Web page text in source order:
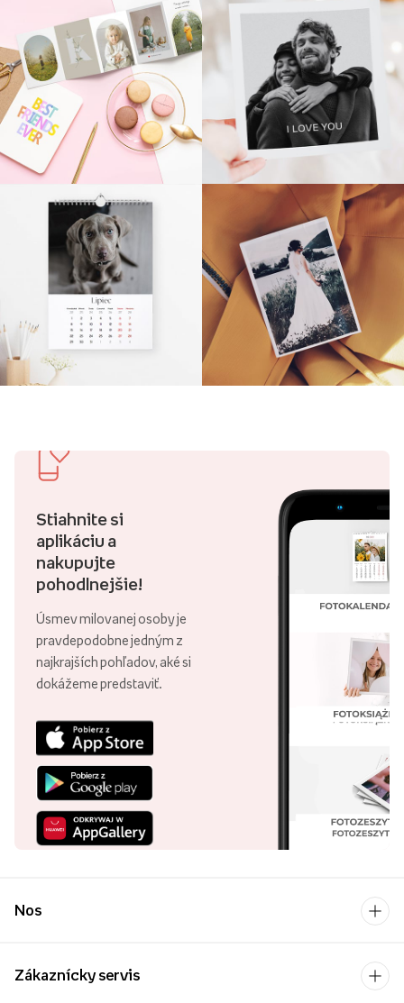
Stiahnite si
aplikáciu a
nakupujte
pohodlnejšie!
Úsmev milovanej osoby je
pravdepodobne jedným z
najkrajších pohľadov, aké si
dokážeme predstaviť.
Nos
Zákaznícky servis